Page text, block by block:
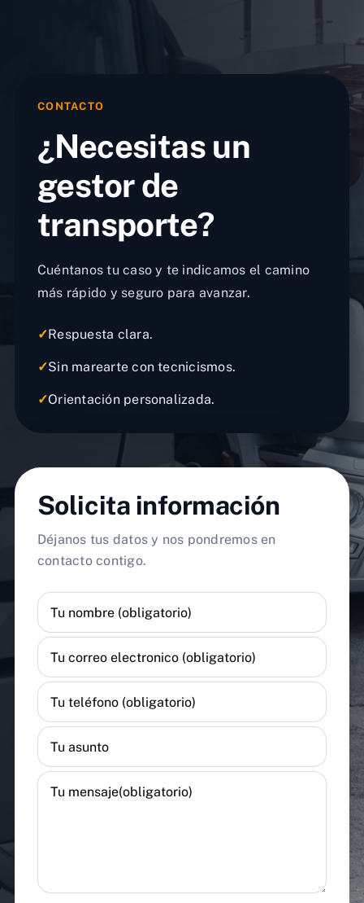
CONTACTO
¿Necesitas un
gestor de
transporte?
Cuéntanos tu caso y te indicamos el camino
más rápido y seguro para avanzar.
✓Respuesta clara.
✓Sin marearte con tecnicismos.
✓Orientación personalizada.
Solicita información
Déjanos tus datos y nos pondremos en
contacto contigo.